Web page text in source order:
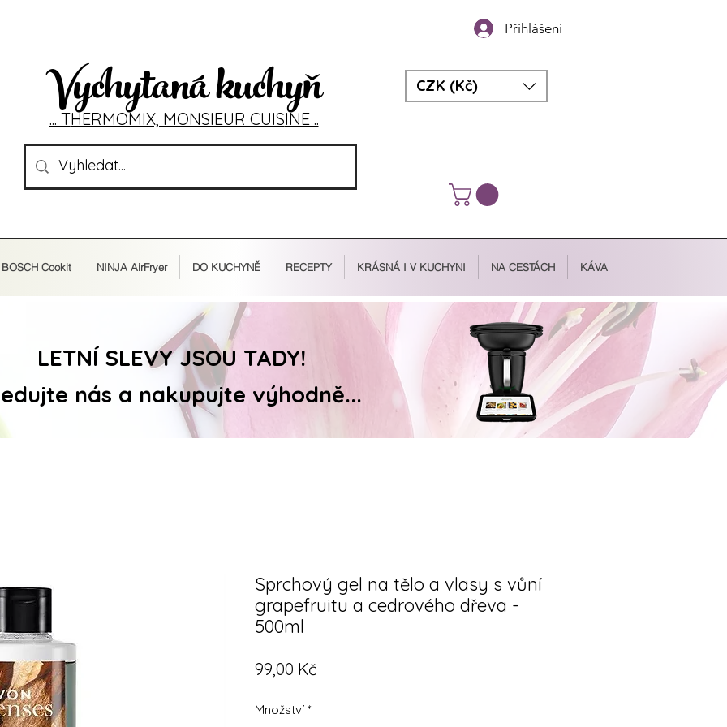
Přihlášení
Vychytaná kuchyň
... THERMOMIX, MONSIEUR CUISINE ..
CZK (Kč)
BOSCH Cookit NINJA AirFryer DO KUCHYNĚ RECEPTY KRÁSNÁ I V KUCHYNI NA CESTÁCH KÁVA
LETNÍ SLEVY JSOU TADY!
nás a nakupujte výhodně...
Sprchový gel na tělo a vlasy s vůní
grapefruitu a cedrového dřeva -
500ml
99,00 KčCena
Množství *